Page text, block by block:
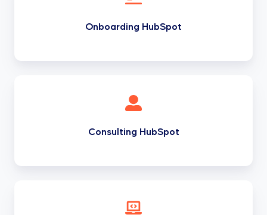
Onboarding HubSpot
Consulting HubSpot
HubSpot
HubSpot